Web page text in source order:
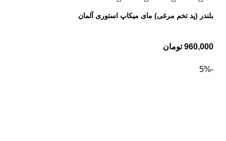
بلندر (پد تخم مرغی) مای میکاپ استوری آلمان
960,000 تومان
-5%